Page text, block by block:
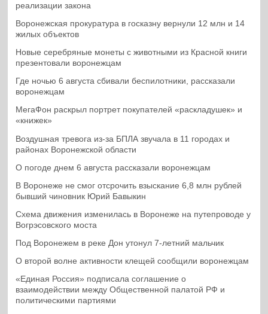
реализации закона
Воронежская прокуратура в госказну вернули 12 млн и 14
жилых объектов
Новые серебряные монеты с животными из Красной книги
презентовали воронежцам
Где ночью 6 августа сбивали беспилотники, рассказали
воронежцам
МегаФон раскрыл портрет покупателей «раскладушек» и
«книжек»
Воздушная тревога из-за БПЛА звучала в 11 городах и
районах Воронежской области
О погоде днем 6 августа рассказали воронежцам
В Воронеже не смог отсрочить взыскание 6,8 млн рублей
бывший чиновник Юрий Бавыкин
Схема движения изменилась в Воронеже на путепроводе у
Вогрэсовского моста
Под Воронежем в реке Дон утонул 7-летний мальчик
О второй волне активности клещей сообщили воронежцам
«Единая Россия» подписала соглашение о
взаимодействии между Общественной палатой РФ и
политическими партиями